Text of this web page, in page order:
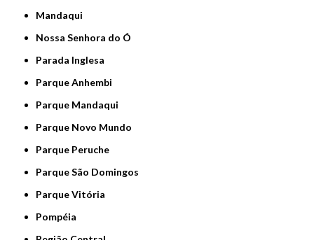
Mandaqui
Nossa Senhora do Ó
Parada Inglesa
Parque Anhembi
Parque Mandaqui
Parque Novo Mundo
Parque Peruche
Parque São Domingos
Parque Vitória
Pompéia